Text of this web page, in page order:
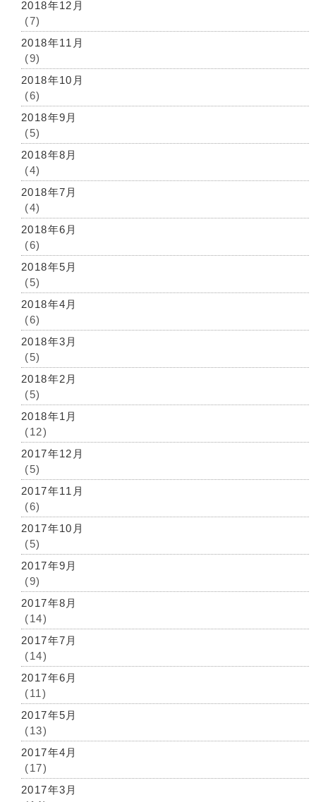
2018年12月
(7)
2018年11月
(9)
2018年10月
(6)
2018年9月
(5)
2018年8月
(4)
2018年7月
(4)
2018年6月
(6)
2018年5月
(5)
2018年4月
(6)
2018年3月
(5)
2018年2月
(5)
2018年1月
(12)
2017年12月
(5)
2017年11月
(6)
2017年10月
(5)
2017年9月
(9)
2017年8月
(14)
2017年7月
(14)
2017年6月
(11)
2017年5月
(13)
2017年4月
(17)
2017年3月